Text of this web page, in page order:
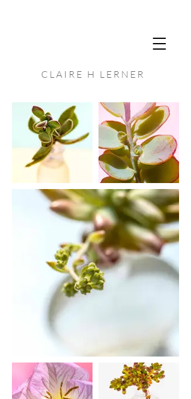
C L A I R E H L E R N E R